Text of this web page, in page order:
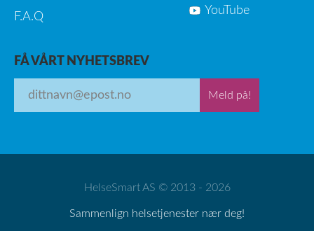
F.A.Q
YouTube
FÅ VÅRT NYHETSBREV
Meld på!
HelseSmart AS © 2013 - 2026
Sammenlign helsetjenester nær deg!